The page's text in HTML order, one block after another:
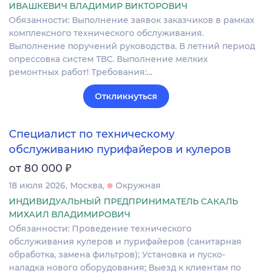
ИВАШКЕВИЧ ВЛАДИМИР ВИКТОРОВИЧ
Обязанности: Выполнение заявок заказчиков в рамках
комплексного технического обслуживания.
Выполнение поручений руководства. В летний период
опрессовка систем ТВС. Выполнение мелких
ремонтных работ! Требования:…
Откликнуться
Специалист по техническому
обслуживанию пурифайеров и кулеров
от 80 000 ₽
18 июля 2026 Москва
Окружная
ИНДИВИДУАЛЬНЫЙ ПРЕДПРИНИМАТЕЛЬ САКАЛЬ
МИХАИЛ ВЛАДИМИРОВИЧ
Обязанности: Проведение технического
обслуживания кулеров и пурифайеров (санитарная
обработка, замена фильтров); Установка и пуско-
наладка нового оборудования; Выезд к клиентам по